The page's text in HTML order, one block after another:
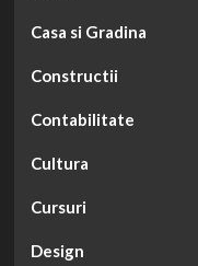
Casa si Gradina
Constructii
Contabilitate
Cultura
Cursuri
Design